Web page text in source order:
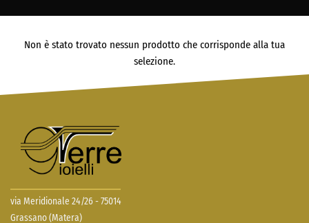
Non è stato trovato nessun prodotto che corrisponde alla tua
selezione.
via Meridionale 24/26 - 75014
Grassano (Matera)